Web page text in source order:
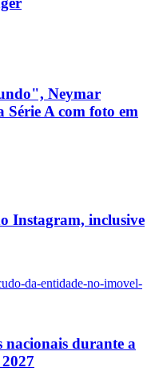
Neymar
Série A com foto em
Instagram, inclusive
nacionais durante a